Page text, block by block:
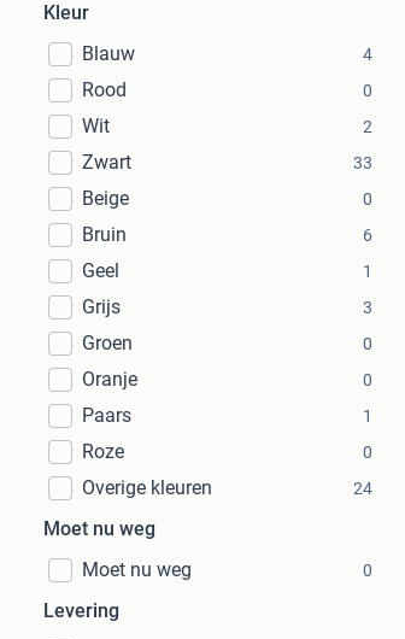
Kleur
Blauw
4
Rood 0
Wit 2
Zwart 33
Beige 0
Bruin 6
Geel 1
Grijs 3
Groen 0
Oranje 0
Paars 1
Roze 0
Overige kleuren 24
Moet nu weg
Moet nu weg
0
Levering